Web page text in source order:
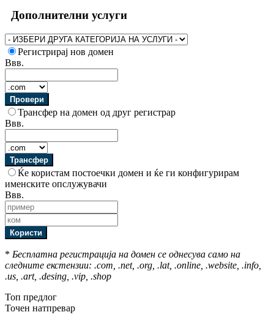
Дополнителни услуги
Регистрирај нов домен
Ввв.
Провери
Трансфер на домен од друг регистрар
Ввв.
Трансфер
Ќе користам постоечки домен и ќе ги конфигурирам
именските опслужувачи
Ввв.
Користи
* Бесплатна регистрација на домен се однесува само на
следните екстензии: .com, .net, .org, .lat, .online, .website, .info,
.us, .art, .desing, .vip, .shop
Топ предлог
Точен натпревар